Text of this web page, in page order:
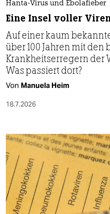
Hanta-Virus und Ebolafieber
Eine Insel voller
Auf einer kaum
über 100 Jahren mit den
Krankheitserregern der
Was passiert dort?
Von Manuela Heim
18.7.2026